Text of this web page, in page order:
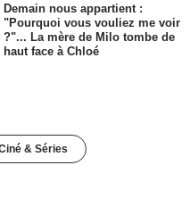
Demain nous appartient :
"Pourquoi vous vouliez me voir
?"... La mère de Milo tombe de
haut face à Chloé
& Séries